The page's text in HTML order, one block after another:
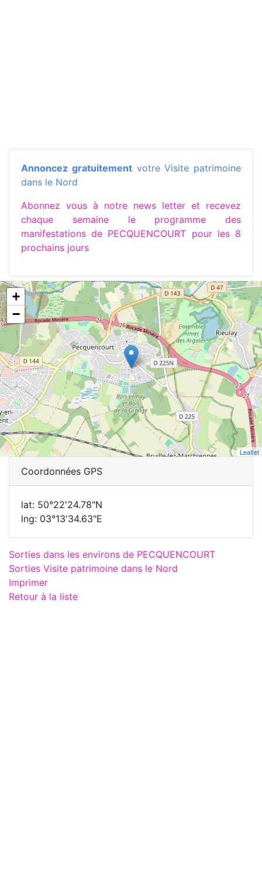
Annoncez gratuitementvotre Visite patrimoine
dans le Nord
Abonnez vous à notre news letter et recevez
chaque semaine le programme des
manifestations de PECQUENCOURT pour les 8
prochains jours
+
−
Leaflet
Coordonnées GPS
lat: 50°22'24.78"N
lng: 03°13'34.63"E
Sorties dans les environs de PECQUENCOURT
Sorties Visite patrimoine dans le Nord
Imprimer
Retour à la liste